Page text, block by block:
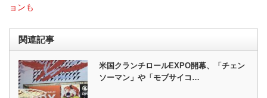
ョンも
関連記事
米国クランチロールEXPO開幕、「チェン
ソーマン」や「モブサイコ…